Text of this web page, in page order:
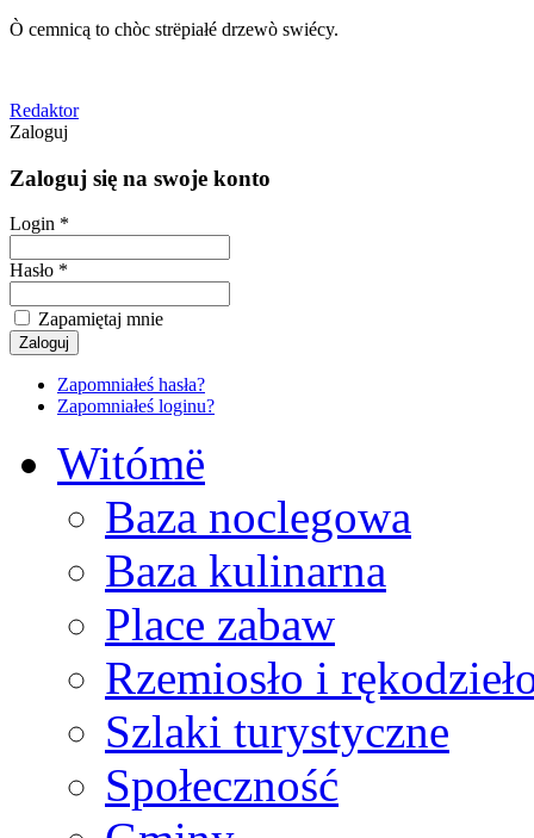
Ò cemnicą to chòc strëpiałé drzewò swiécy.
Redaktor
Zaloguj
Zaloguj się na swoje konto
Login *
Hasło *
Zapamiętaj mnie
Zapomniałeś hasła?
Zapomniałeś loginu?
Witómë
Baza noclegowa
Baza kulinarna
Place zabaw
Rzemiosło i
Szlaki turystyczne
Społeczność